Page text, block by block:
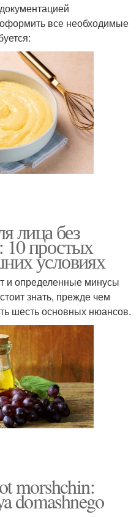
все необходимые
лица без
10 простых
условиях
и определенные минусы
знать, прежде чем
шесть основных нюансов.
morshchin:
domashnego